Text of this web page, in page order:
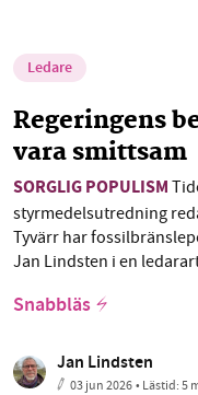
Ledare
Regeringens
vara smittsam
SORGLIG POPULISM
styrmedelsutredning
Tyvärr har
Jan Lindsten i en
Snabbläs
Jan Lindsten
03 jun 2026• Lästid:5